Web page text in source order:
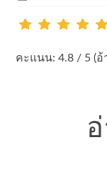
5
คะแนน: 4.8 / 5 (